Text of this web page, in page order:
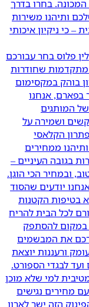
בחרו בדרך
ותיהנו משירות
כי ניקיון איכותי
פלוס בחר עבורכם
שחודרות
בוהק במקסימום
אנחנו
המותגים
ושמירה על
הקלאסי
ממחירים
בגובה העיניים –
ובמחיר הכי הוגן.
יודעים שהסוד
בטיפות הקטנות
לכל הבית להריח
במקום להסתפק
את המבשמים
ורעננות יוצאת
לבגדי הספורט.
למי שלא מוכן
מחירים נגישים
הזה ישר לארון